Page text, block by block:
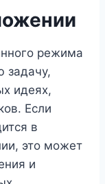
режима
задачу,
идеях,
Если
в
это может
и